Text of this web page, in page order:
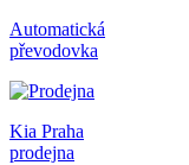
Automatická
převodovka
Kia Praha
prodejna